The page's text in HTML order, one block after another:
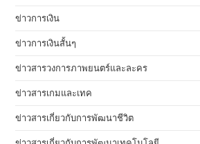
ข่าวการเงิน
ข่าวการเงินสั้นๆ
ข่าวสารวงการภาพยนตร์และละคร
ข่าวสารเกมและเทค
ข่าวสารเกี่ยวกับการพัฒนาชีวิต